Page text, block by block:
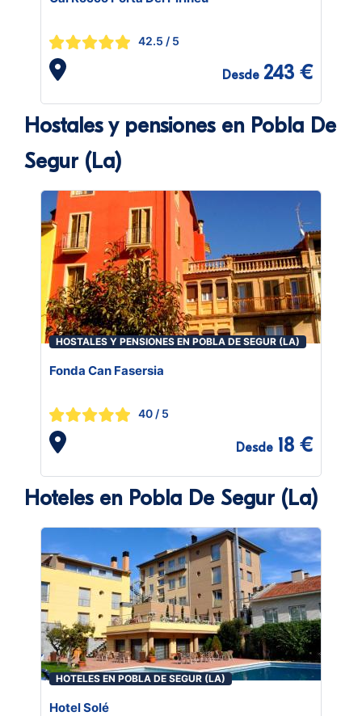
42.5 / 5
Desde 243 €
Hostales y pensiones en Pobla De
Segur (La)
HOSTALES Y PENSIONES EN POBLA DE SEGUR (LA)
Fonda Can Fasersia
40 / 5
Desde 18 €
Hoteles en Pobla De Segur (La)
HOTELES EN POBLA DE SEGUR (LA)
Hotel Solé